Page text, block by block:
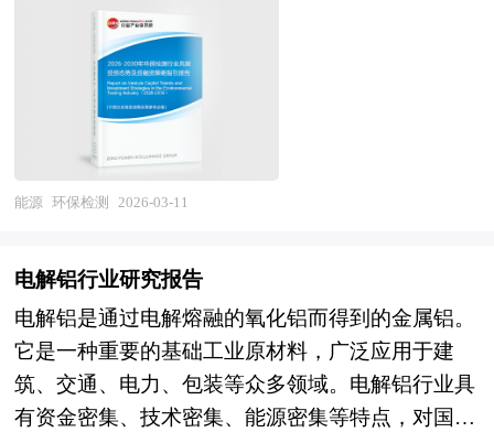
广泛应用，智能工厂与无人化车间建设，产业从经
验操作向数据驱动、从粗放管理向精益运营转变。
本研究咨询报告由中研普华咨询公司领衔撰写，在
大量周密的市场调研基础上，主要依据了国家统计
局、国家商务部、国家发改委、国家经济信息中
心、国务院发展研究中心、国家海关总署、全国商
究网、全国及海外相关报刊杂志的基础信息以及铝
锭行业研究单位等公布和提供的大量资料。报告对
我国铝锭行业的供需状况、发展现状、子行业发展
变化等进行了分析，重点分析了国内外铝锭行业的
发展现状、如何面对行业的发展挑战、行业的发展
建议、行业竞争力，以及行业的投资分析和趋势预
咨询报告由中研普华咨询公司领衔撰写，在大量周
密的市场调研基础上，主要依据了国家统计局、国
家商务部、国家发改委、国家经济信息中心、国务
院发展研究中心、国家海关总署、全国商业信息中
心、中国经济景气监测中心、中国行业研究网、全
国及海外多种相关报刊杂志的基础信息以及专业研
国内外页岩气行业的供给与需求状况、相关行业的
发展状况、市场消费变化等进行了分析。重点研究
了主要页岩气品牌的发展状况，以及未来中国页岩
气行业将面临的机遇以及企业的应对策略。报告还
分析了页岩气市场的竞争格局，行业的发展动向，
边界不断向氢能储运、碳捕集利用等新兴领域延
伸。 当前，中国LNG储运行业正处于接收能力扩
张与物流体系完善的关键成长期。经过多年的快速
建设，我国已成为全球最大的LNG进口国与接收站
建设国，沿海LNG接收站接收能力持续扩大，内河
LNG船舶运输与加注网络起步发展，LNG槽车物流
体系覆盖主要消费区域，储气调峰能力显著增强，
LNG储运行业将在"能源安全新战略"与"天然气产
供储销体系建设"的双重驱动下，进入能力完善与
运营优化的新阶段。从市场前景看，天然气进口依
存度高位运行支撑接收站与物流基础设施投资，储
气调峰能力建设与市场化储气服务创造增量空间，
回报。该类投资已从传统末端治理设备采购的低附
加值模式，全面转向以“环境数据资产化”为核心的
价值创造路径，资本关注点聚焦于传感网络智能
化、监测数据可信流通、第三方检测机构平台化运
营及碳监测与核算系统的商业化闭环。 风险投资
是在创业企业发展初期投入风险资本，待其发育相
权形态转化为资金形态，以收回投资，取得高额风
的周期。除了成熟投资热点地区外，包括中国和印
度、英国等新兴热点地区的风险投资市场发展快速
升温。中国的风险投资起步于20世纪80年代，在市
场经济的大潮中，中国的风险投资事业已经有了较
能源 环保检测 2026-03-11
电解铝行业研究报告
电解铝是通过电解熔融的氧化铝而得到的金属铝。
它是一种重要的基础工业原材料，广泛应用于建
筑、交通、电力、包装等众多领域。电解铝行业具
有资金密集、技术密集、能源密集等特点，对国民